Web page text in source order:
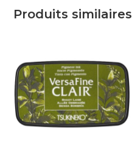
Produits similaires